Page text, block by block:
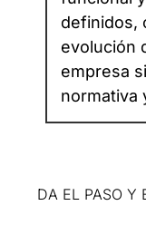
definidos,
evolución
empresa
normativa
DA EL PASO Y